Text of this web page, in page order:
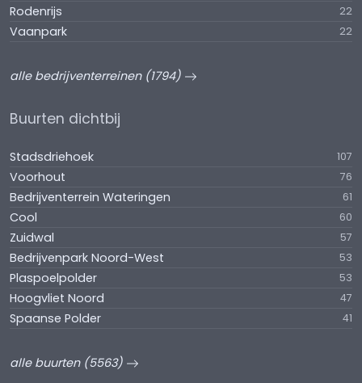
Rodenrijs 22
Vaanpark 22
alle bedrijventerreinen (1794)
Buurten dichtbij
Stadsdriehoek 107
Voorhout 76
Bedrijventerrein Wateringen 61
Cool 60
Zuidwal 57
Bedrijvenpark Noord-West 53
Plaspoelpolder 53
Hoogvliet Noord 47
Spaanse Polder 41
alle buurten (5563)